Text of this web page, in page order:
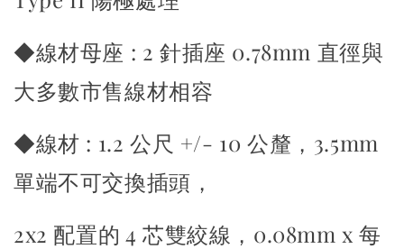
◆線材母座 : 2 針插座 0.78mm 直徑與
大多數市售線材相容
◆線材 : 1.2 公尺 +/- 10 公釐，3.5mm
單端不可交換插頭，
2x2 配置的 4 芯雙絞線，0.08mm x 每